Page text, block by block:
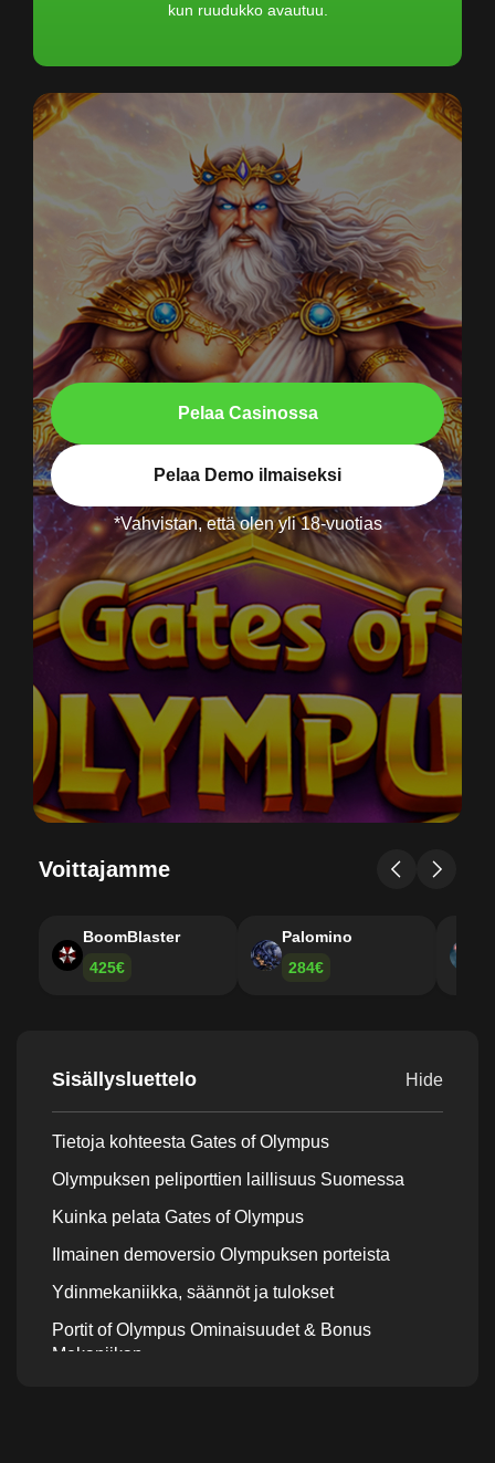
kun ruudukko avautuu.
Pelaa Casinossa
Pelaa Demo ilmaiseksi
*Vahvistan, että olen yli 18-vuotias
Voittajamme
BoomBlaster
425€
Palomino
284€
Sisällysluettelo Hide
Tietoja kohteesta Gates of Olympus
Olympuksen peliporttien laillisuus Suomessa
Kuinka pelata Gates of Olympus
Ilmainen demoversio Olympuksen porteista
Ydinmekaniikka, säännöt ja tulokset
Portit of Olympus Ominaisuudet & Bonus
Mekaniikan